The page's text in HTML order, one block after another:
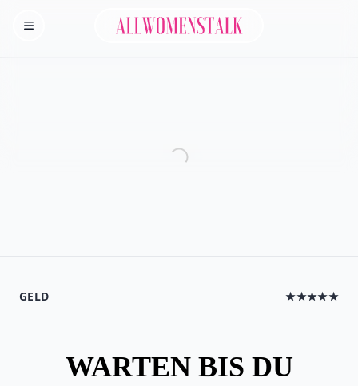
Homepage
Allwomenstalk
GELD ★★★★★
WARTEN BIS DU